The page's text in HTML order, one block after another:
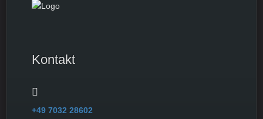
Kontakt
+49 7032 28602